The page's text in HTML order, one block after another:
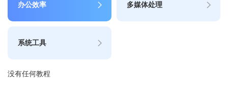
办公效率 多媒体处理
系统工具
没有任何教程